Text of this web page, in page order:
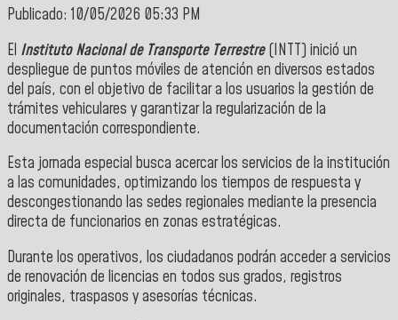
Publicado: 10/05/2026 05:33 PM
​El Instituto Nacional de Transporte Terrestre(INTT) inició un
despliegue de puntos móviles de atención en diversos estados
del país, con el objetivo de facilitar a los usuarios la gestión de
trámites vehiculares y garantizar la regularización de la
documentación correspondiente.
Esta jornada especial busca acercar los servicios de la institución
a las comunidades, optimizando los tiempos de respuesta y
descongestionando las sedes regionales mediante la presencia
directa de funcionarios en zonas estratégicas.
​Durante los operativos, los ciudadanos podrán acceder a servicios
de renovación de licencias en todos sus grados, registros
originales, traspasos y asesorías técnicas.